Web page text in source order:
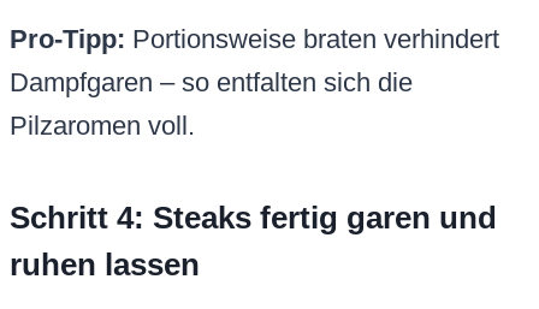
Pro-Tipp: Portionsweise braten verhindert
Dampfgaren – so entfalten sich die
Pilzaromen voll.
Schritt 4: Steaks fertig garen und
ruhen lassen